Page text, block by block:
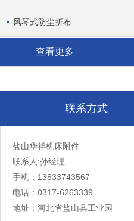
风琴式防尘折布
查看更多
联系方式
盐山华祥机床附件
联系人:孙经理
手机：13833743567
电话：0317-6263339
地址：河北省盐山县工业园